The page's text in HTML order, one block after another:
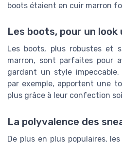
boots étaient en cuir marron
Les boots, pour un look
Les boots, plus robustes et
marron, sont parfaites pour
gardant un style impeccable.
par exemple, apportent une
plus grâce à leur confection
La polyvalence des
De plus en plus populaires,